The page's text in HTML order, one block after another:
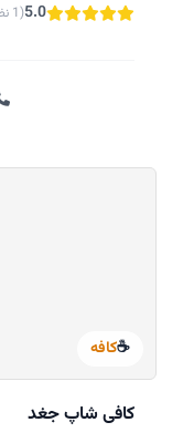
5.0(1 نظر)
☕کافه
کافی شاپ جغد